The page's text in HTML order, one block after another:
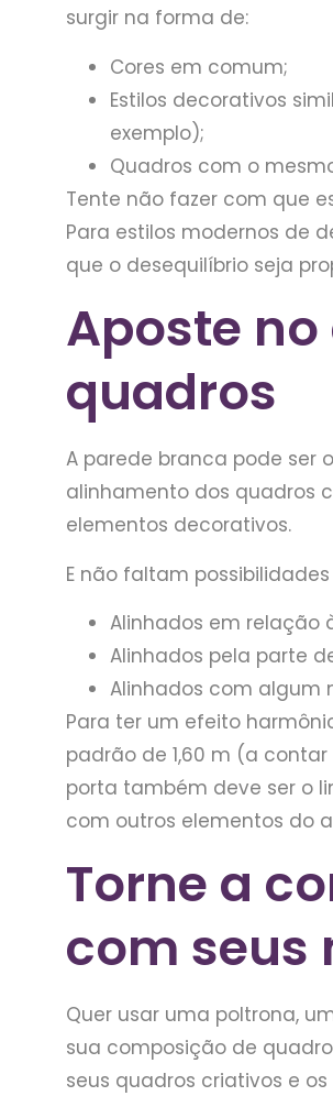
surgir na forma de:
Cores em comum;
Estilos decorativos
exemplo);
Quadros com o
Tente não fazer com que
Para estilos modernos de
que o desequilíbrio seja
Aposte
quadros
A parede branca pode ser
alinhamento dos quadros
elementos decorativos.
E não faltam
Alinhados em relação
Alinhados pela parte
Alinhados com algum
Para ter um efeito
padrão de 1,60 m (a
porta também deve ser o
com outros elementos do
Torne a
com seus
Quer usar uma poltrona,
sua composição de
seus quadros criativos e os